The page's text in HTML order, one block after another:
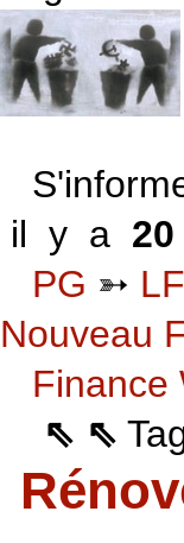
il y a
PG ➳
Nouveau
Finance
⇖ ⇖